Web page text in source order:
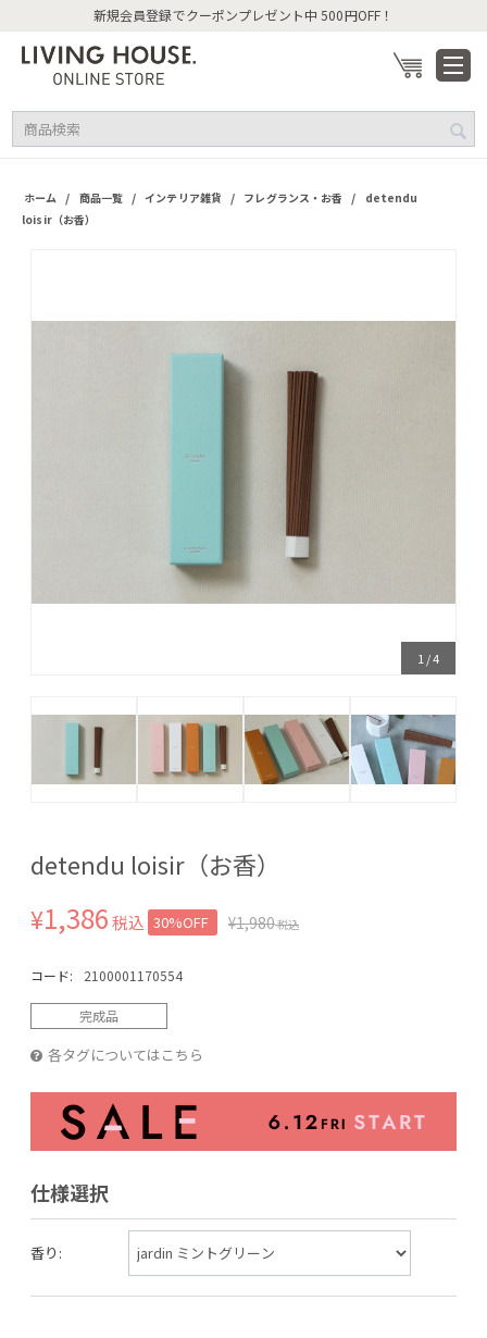
新規会員登録でクーポンプレゼント中 500円OFF！
ホーム / 商品一覧 / インテリア雑貨 / フレグランス・お香 /
detendu
loisir（お香）
1 /4
detendu loisir（お香）
¥1,386税込 30%OFF ¥1,980税込
コード: 2100001170554
完成品
各タグについてはこちら
仕様選択
香り: